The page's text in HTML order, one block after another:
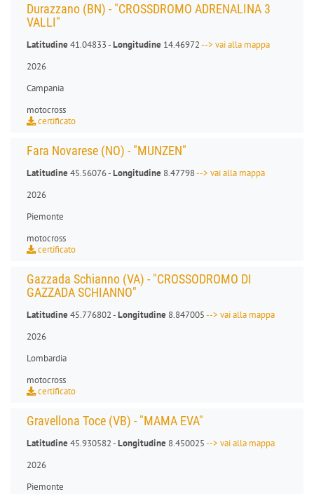
Durazzano (BN) - "CROSSDROMO ADRENALINA 3
VALLI"
Latitudine41.04833 -Longitudine 14.46972--> vai alla mappa
2026
Campania
motocross
certificato
Fara Novarese (NO) - "MUNZEN"
Latitudine45.56076 -Longitudine 8.47798--> vai alla mappa
2026
Piemonte
motocross
certificato
Gazzada Schianno (VA) - "CROSSODROMO DI
GAZZADA SCHIANNO"
Latitudine45.776802 -Longitudine 8.847005--> vai alla mappa
2026
Lombardia
motocross
certificato
Gravellona Toce (VB) - "MAMA EVA"
Latitudine45.930582 -Longitudine 8.450025--> vai alla mappa
2026
Piemonte